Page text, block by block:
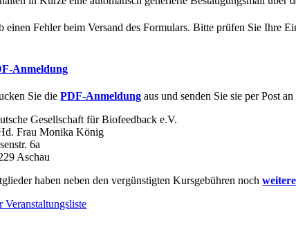
einen Fehler beim Versand des Formulars. Bitte prüfen Sie Ihre
Anmeldung
Sie die PDF-Anmeldung aus und senden Sie sie per Post
Gesellschaft für Biofeedback e.V.
Frau Monika König
6a
Aschau
haben neben den vergünstigten Kursgebühren noch
Veranstaltungsliste